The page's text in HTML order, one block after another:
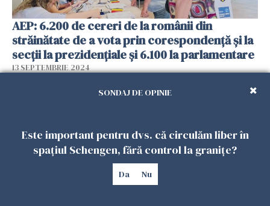
AEP: 6.200 de cereri de la românii din
străinătate de a vota prin corespondenţă şi la
secţii la prezidenţiale şi 6.100 la parlamentare
13 SEPTEMBRIE 2024
SONDAJ DE OPINIE
Este important pentru dvs. că circulăm liber în
spațiul Schengen, fără control la granițe?
Da Nu